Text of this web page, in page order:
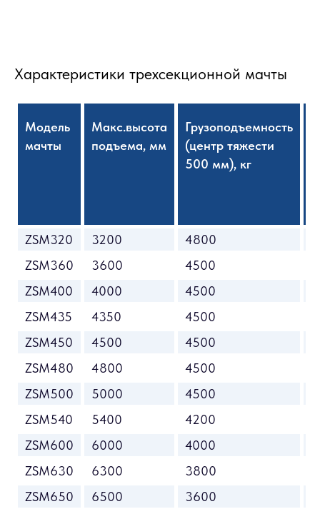
Характеристики трехсекционной мачты
Модель
мачты
Макс.высота
подъема, мм
Грузоподъемность
(центр тяжести
500 мм), кг
ZSM320 3200 4800
ZSM360
3600 4500
ZSM400
4000 4500
ZSM435
4350 4500
ZSM450
4500 4500
ZSM480
4800 4500
ZSM500
5000 4500
ZSM540
5400 4200
ZSM600
6000 4000
ZSM630
6300 3800
ZSM650
6500 3600